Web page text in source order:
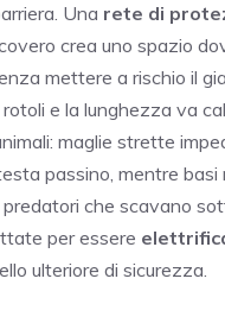
Una rete di
crea uno spazio
mettere a rischio il
e la lunghezza va
maglie strette
passino, mentre
che scavano
per essere
ulteriore di sicurezza.